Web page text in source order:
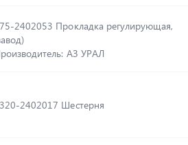
Прокладка регулирующая,
АЗ УРАЛ
5320-2402017 Шестерня